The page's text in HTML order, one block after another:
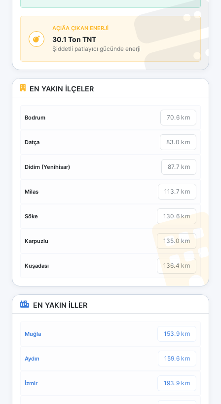
AÇIÄA ÇIKAN ENERJİ
30.1 Ton TNT
Şiddetli patlayıcı gücünde enerji
EN YAKIN İLÇELER
Bodrum 70.6 km
Datça 83.0 km
Didim (Yenihisar) 87.7 km
Milas 113.7 km
Söke 130.6 km
Karpuzlu 135.0 km
Kuşadası 136.4 km
EN YAKIN İLLER
Muğla 153.9 km
Aydın 159.6 km
İzmir 193.9 km